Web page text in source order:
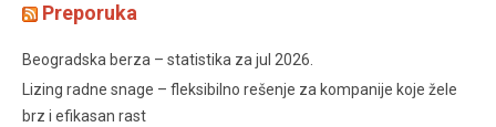
Preporuka
Beogradska berza – statistika za jul 2026.
Lizing radne snage – fleksibilno rešenje za kompanije koje žele
brz i efikasan rast